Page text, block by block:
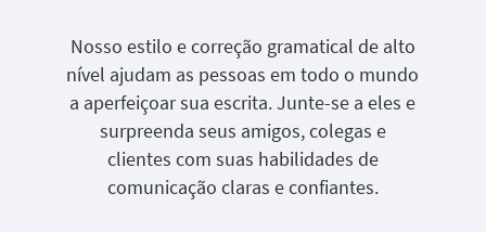
Nosso estilo e correção gramatical de alto
nível ajudam as pessoas em todo o mundo
a aperfeiçoar sua escrita. Junte-se a eles e
surpreenda seus amigos, colegas e
clientes com suas habilidades de
comunicação claras e confiantes.